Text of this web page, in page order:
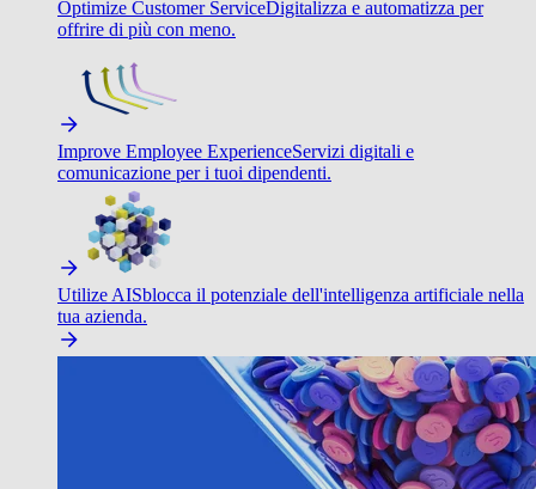
Optimize Customer ServiceDigitalizza e automatizza per
offrire di più con meno.
Improve Employee ExperienceServizi digitali e
comunicazione per i tuoi dipendenti.
Utilize AISblocca il potenziale dell'intelligenza artificiale nella
tua azienda.